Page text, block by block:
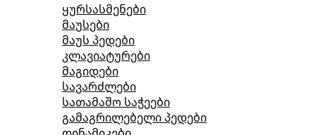
ყურსასმენები
მაუსები
მაუს პედები
კლავიატურები
მაგიდები
სავარძლები
სათამაშო საჭეები
გამაგრილებელი პედები